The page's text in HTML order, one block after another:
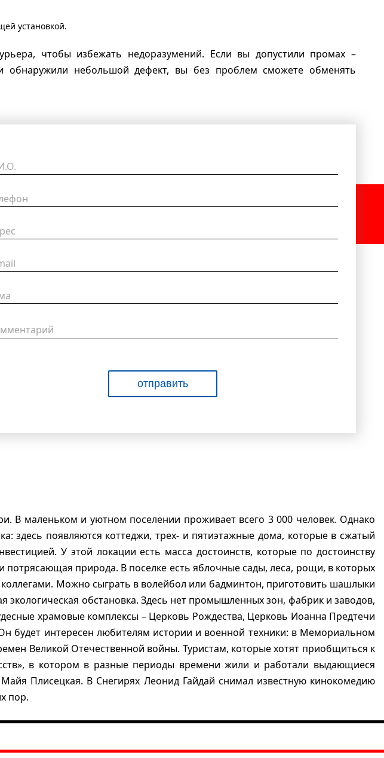
установкой.
чтобы избежать недоразумений. Если вы допустили промах –
обнаружили небольшой дефект, вы без проблем сможете обменять
В маленьком и уютном поселении проживает всего 3 000 человек. Однако
здесь появляются коттеджи, трех- и пятиэтажные дома, которые в сжатый
У этой локации есть масса достоинств, которые по достоинству
природа. В поселке есть яблочные сады, леса, рощи, в которых
Можно сыграть в волейбол или бадминтон, приготовить шашлыки
экологическая обстановка. Здесь нет промышленных зон, фабрик и заводов,
храмовые комплексы – Церковь Рождества, Церковь Иоанна Предтечи
будет интересен любителям истории и военной техники: в Мемориальном
Великой Отечественной войны. Туристам, которые хотят приобщиться к
в котором в разные периоды времени жили и работали выдающиеся
Плисецкая. В Снегирях Леонид Гайдай снимал известную кинокомедию
пор.